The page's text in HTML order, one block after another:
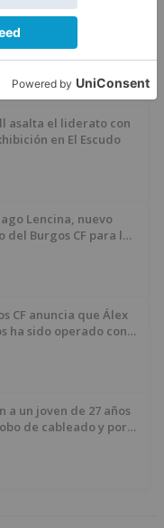
tormentas en
el eclipse del 12
de agosto
asalta el liderato con
en El Escudo
Lencina, nuevo
del Burgos CF para la
CF anuncia que Álex
ha sido operado con
a un joven de 27 años
de cableado y por